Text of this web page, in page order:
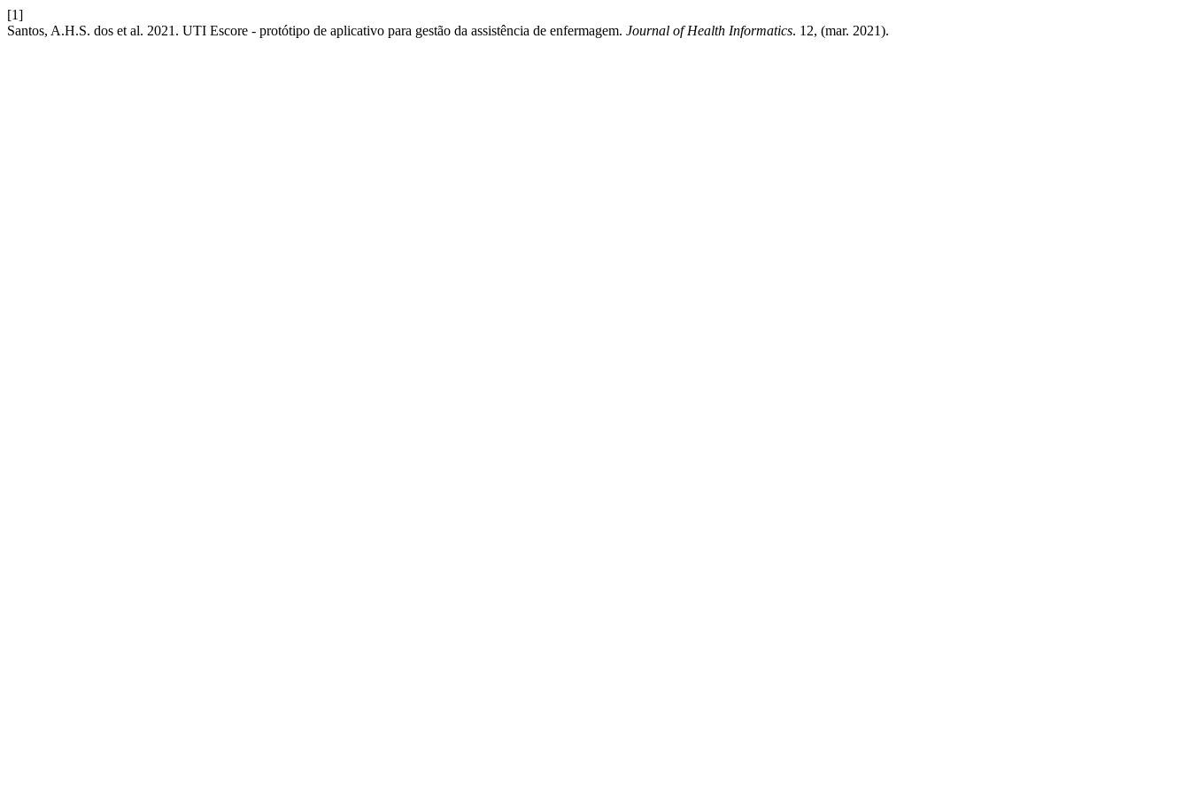
[1]
Santos, A.H.S. dos et al. 2021. UTI Escore - protótipo de aplicativo para gestão da assistência de enfermagem. Journal of Health Informatics. 12, (mar. 2021).